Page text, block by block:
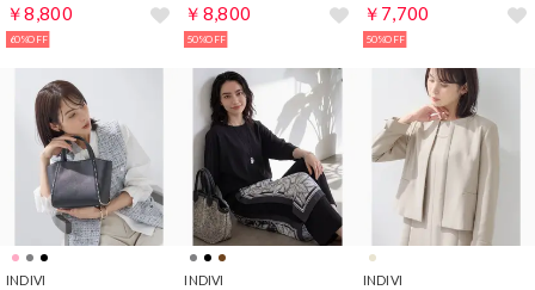
￥8,800
60%OFF
￥8,800
50%OFF
￥7,700
50%OFF
INDIVI INDIVI INDIVI